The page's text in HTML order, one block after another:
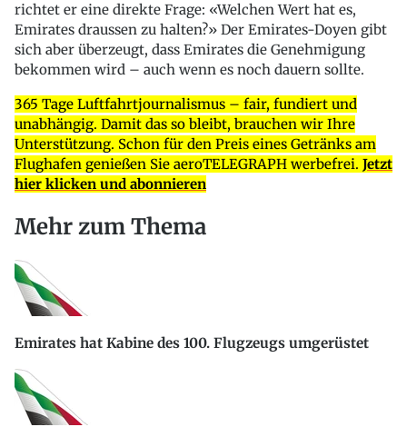
richtet er eine direkte Frage: «Welchen Wert hat es,
Emirates draussen zu halten?» Der Emirates-Doyen gibt
sich aber überzeugt, dass Emirates die Genehmigung
bekommen wird – auch wenn es noch dauern sollte.
365 Tage Luftfahrtjournalismus – fair, fundiert und
unabhängig. Damit das so bleibt, brauchen wir Ihre
Unterstützung. Schon für den Preis eines Getränks am
Flughafen genießen Sie aeroTELEGRAPH werbefrei. Jetzt
hier klicken und abonnieren
Mehr zum Thema
Emirates hat Kabine des 100. Flugzeugs umgerüstet